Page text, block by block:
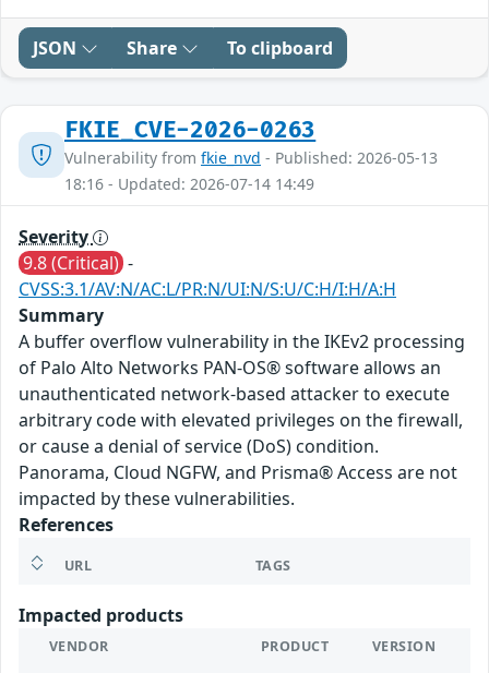
JSON Share To clipboard
FKIE_CVE-2026-0263
Vulnerability from fkie_nvd - Published: 2026-05-13
18:16 - Updated: 2026-07-14 14:49
Severity
9.8 (Critical) -
CVSS:3.1/AV:N/AC:L/PR:N/UI:N/S:U/C:H/I:H/A:H
Summary
A buffer overflow vulnerability in the IKEv2 processing
of Palo Alto Networks PAN-OS® software allows an
unauthenticated network-based attacker to execute
arbitrary code with elevated privileges on the firewall,
or cause a denial of service (DoS) condition.
Panorama, Cloud NGFW, and Prisma® Access are not
impacted by these vulnerabilities.
References
URL TAGS
Impacted products
VENDOR PRODUCT VERSION